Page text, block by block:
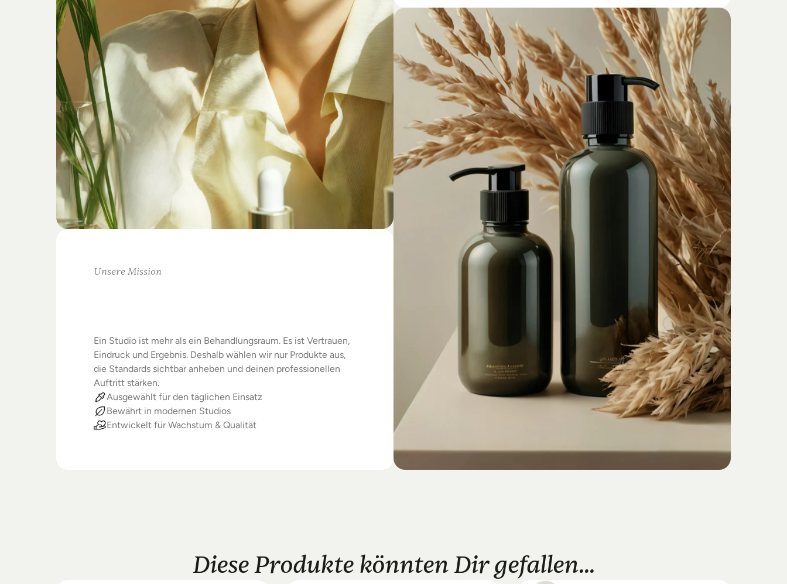
Unsere Mission
Ein Studio ist mehr als ein Behandlungsraum. Es ist Vertrauen,
Eindruck und Ergebnis. Deshalb wählen wir nur Produkte aus,
die Standards sichtbar anheben und deinen professionellen
Auftritt stärken.
Ausgewählt für den täglichen Einsatz
Bewährt in modernen Studios
Entwickelt für Wachstum & Qualität
Diese Produkte könnten Dir gefallen...